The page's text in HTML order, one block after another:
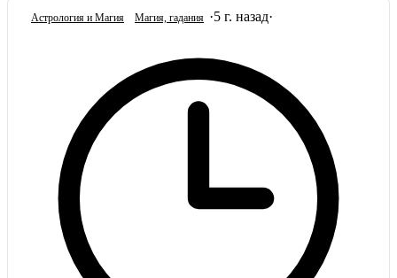
Астрология и Магия Магия, гадания ·5 г. назад·